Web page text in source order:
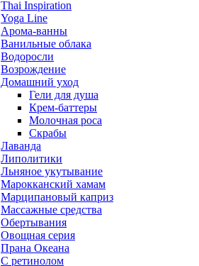
Thai Inspiration
Yoga Line
Арома-ванны
Ванильные облака
Водоросли
Возрождение
Домашний уход
Гели для душа
Крем-баттеры
Молочная роса
Скрабы
Лаванда
Липолитики
Льняное укутывание
Марокканский хамам
Марципановый каприз
Массажные средства
Обертывания
Овощная серия
Прана Океана
С ретинолом